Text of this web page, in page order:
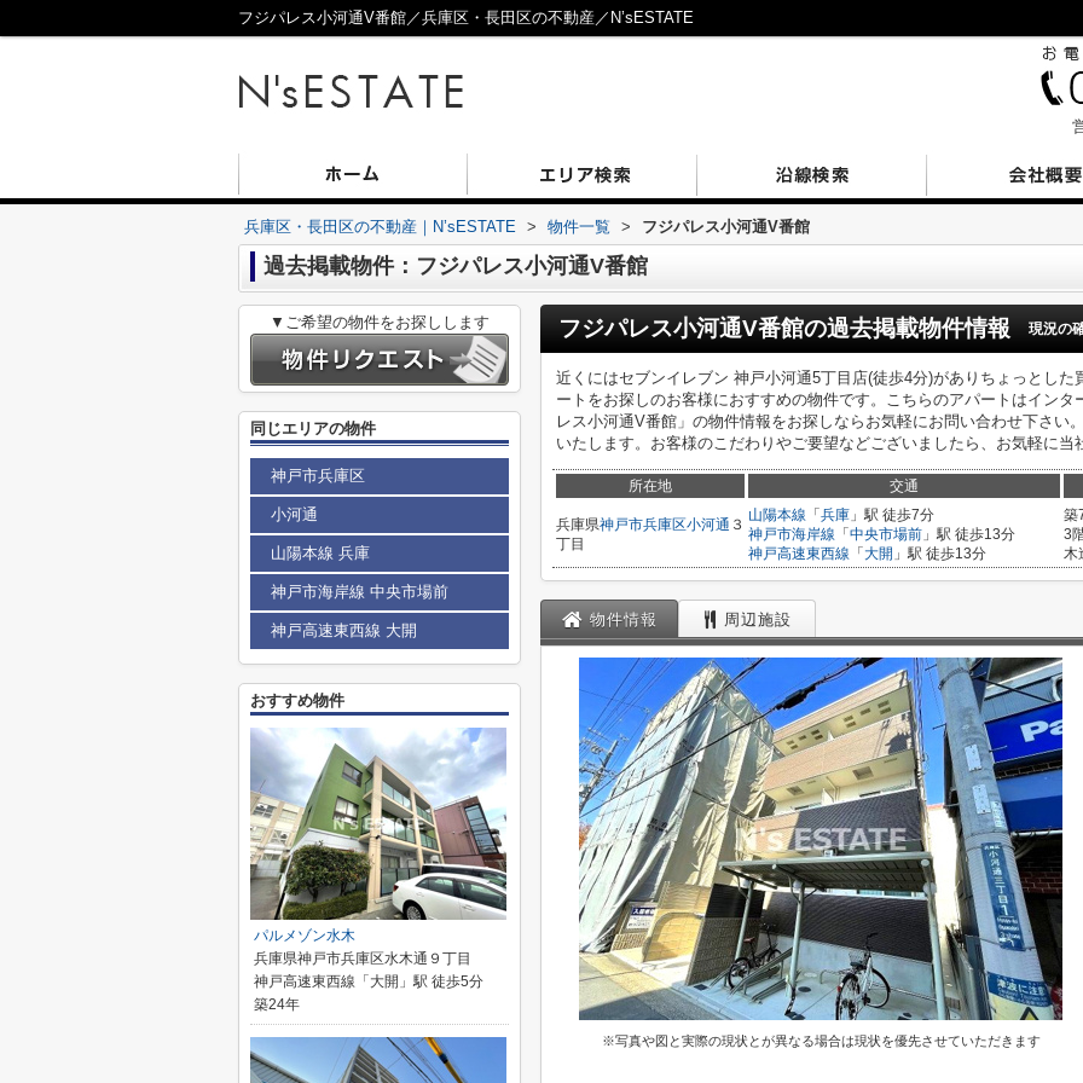
フジパレス小河通V番館／兵庫区・長田区の不動産／N’sESTATE
兵庫区・長田区の不動産｜N’sESTATE > 物件一覧 > フジパレス小河通V番館
過去掲載物件：フジパレス小河通V番館
フジパレス小河通V番館の過去掲載物件情報 現況の
近くにはセブンイレブン 神戸小河通5丁目店(徒歩4分)がありちょっとし
ートをお探しのお客様におすすめの物件です。こちらのアパートはイン
レス小河通V番館」の物件情報をお探しならお気軽にお問い合わせ下さい
いたします。お客様のこだわりやご要望などございましたら、お気軽に当
所在地 交通
兵庫県神戸市兵庫区小河通 ３
丁目
山陽本線 「 兵庫 」駅 徒歩7分
神戸市海岸線 「 中央市場前 」駅 徒歩13分
神戸高速東西線 「 大開 」駅 徒歩13分
築
3
木
物件情報 周辺施設
※写真や図と実際の現状とが異なる場合は現状を優先させていただきます
▼ご希望の物件をお探しします
同じエリアの物件
神戸市兵庫区
小河通
山陽本線 兵庫
神戸市海岸線 中央市場前
神戸高速東西線 大開
おすすめ物件
パルメゾン水木
兵庫県神戸市兵庫区水木通９丁目
神戸高速東西線「大開」駅 徒歩5分
築24年